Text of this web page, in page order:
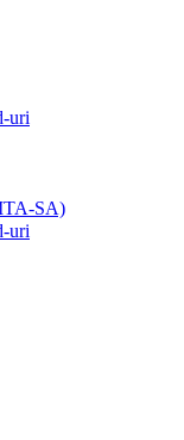
uri
SA)
uri